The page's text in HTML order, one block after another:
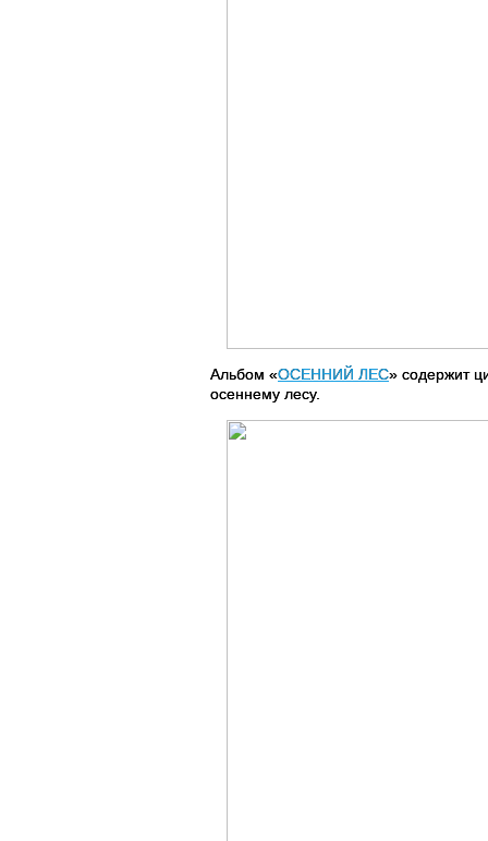
Альбом «ОСЕННИЙ ЛЕС» содержит
осеннему лесу.